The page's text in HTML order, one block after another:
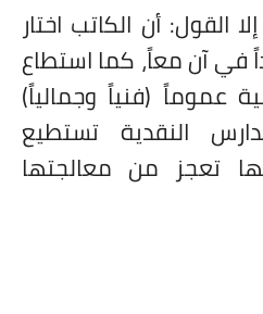
القول: أن الكاتب اختار
في آن معاً، كما استطاع
عموماً (فنياً وجمالياً)
النقدية تستطيع
تعجز من معالجتها